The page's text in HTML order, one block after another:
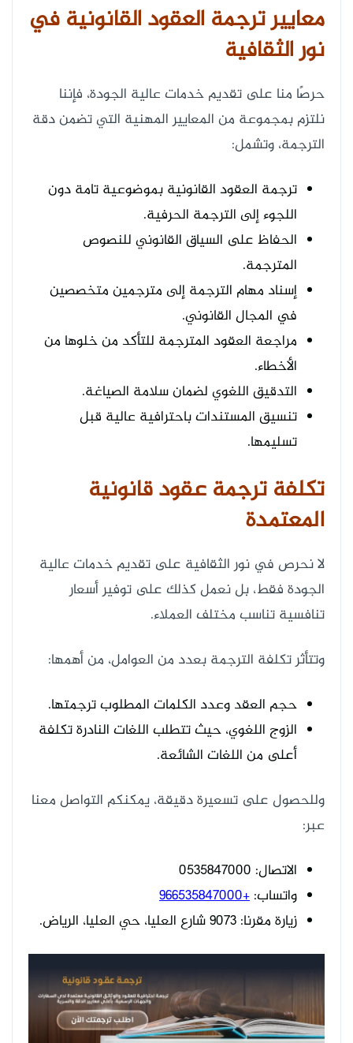
معايير ترجمة العقود القانونية في
نور الثقافية
حرصًا منا على تقديم خدمات عالية الجودة، فإننا
نلتزم بمجموعة من المعايير المهنية التي تضمن دقة
الترجمة، وتشمل:
ترجمة العقود القانونية بموضوعية تامة دون
اللجوء إلى الترجمة الحرفية.
الحفاظ على السياق القانوني للنصوص
المترجمة.
إسناد مهام الترجمة إلى مترجمين متخصصين
في المجال القانوني.
مراجعة العقود المترجمة للتأكد من خلوها من
الأخطاء.
التدقيق اللغوي لضمان سلامة الصياغة.
تنسيق المستندات باحترافية عالية قبل
تسليمها.
تكلفة ترجمة عقود قانونية
المعتمدة
لا نحرص في نور الثقافية على تقديم خدمات عالية
الجودة فقط، بل نعمل كذلك على توفير أسعار
تنافسية تناسب مختلف العملاء.
وتتأثر تكلفة الترجمة بعدد من العوامل، من أهمها:
حجم العقد وعدد الكلمات المطلوب ترجمتها.
الزوج اللغوي، حيث تتطلب اللغات النادرة تكلفة
أعلى من اللغات الشائعة.
وللحصول على تسعيرة دقيقة، يمكنكم التواصل معنا
عبر:
الاتصال: 0535847000
واتساب: +966535847000
زيارة مقرنا: 9073 شارع العليا، حي العليا، الرياض.